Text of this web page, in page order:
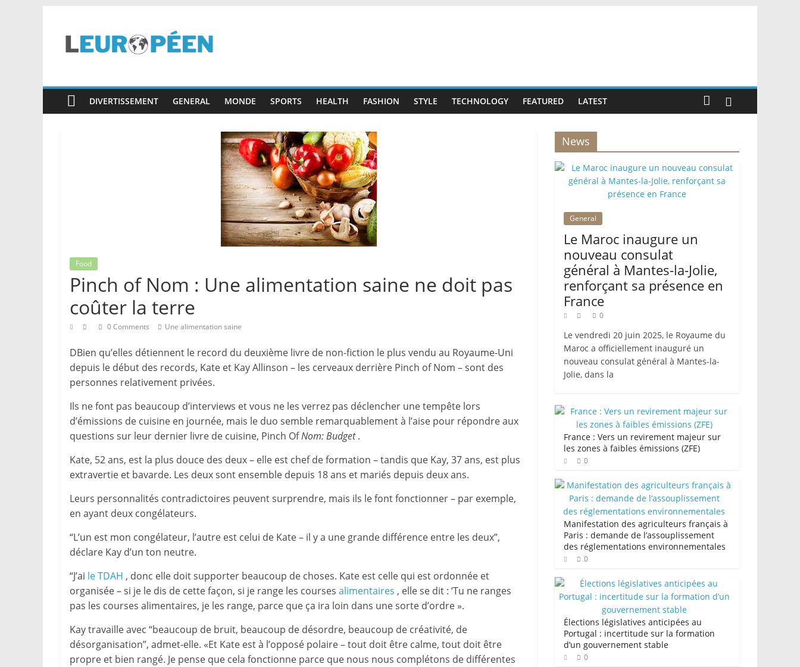
leuropéen.com
DIVERTISSEMENT GENERAL MONDE SPORTS HEALTH FASHION STYLE TECHNOLOGY FEATURED LATEST
Food
Pinch of Nom : Une alimentation saine ne doit pas
coûter la terre
0 Comments Une alimentation saine
DBien qu’elles détiennent le record du deuxième livre de non-fiction le plus vendu au Royaume-Uni
depuis le début des records, Kate et Kay Allinson – les cerveaux derrière Pinch of Nom – sont des
personnes relativement privées.
Ils ne font pas beaucoup d’interviews et vous ne les verrez pas déclencher une tempête lors
d’émissions de cuisine en journée, mais le duo semble remarquablement à l’aise pour répondre aux
questions sur leur dernier livre de cuisine, Pinch OfNom: Budget.
Kate, 52 ans, est la plus douce des deux – elle est chef de formation – tandis que Kay, 37 ans, est plus
extravertie et bavarde. Les deux sont ensemble depuis 18 ans et mariés depuis deux ans.
Leurs personnalités contradictoires peuvent surprendre, mais ils le font fonctionner – par exemple,
en ayant deux congélateurs.
“L’un est mon congélateur, l’autre est celui de Kate – il y a une grande différence entre les deux”,
déclare Kay d’un ton neutre.
“J’ai le TDAH , donc elle doit supporter beaucoup de choses. Kate est celle qui est ordonnée et
organisée – si je le dis de cette façon, si je range les courses alimentaires , elle se dit : ‘Tu ne ranges
pas les courses alimentaires, je les range, parce que ça ira loin dans une sorte d’ordre ».
Kay travaille avec “beaucoup de bruit, beaucoup de désordre, beaucoup de créativité, de
désorganisation”, admet-elle. «Et Kate est à l’opposé polaire – tout doit être calme, tout doit être
propre et bien rangé. Je pense que cela fonctionne parce que nous nous complétons de différentes
News
General
Le Maroc inaugure un
nouveau consulat
général à Mantes-la-Jolie,
renforçant sa présence en
France
0
Le vendredi 20 juin 2025, le Royaume du
Maroc a officiellement inauguré un
nouveau consulat général à Mantes-la-
Jolie, dans la
France : Vers un revirement majeur sur
les zones à faibles émissions (ZFE)
0
Manifestation des agriculteurs français à
Paris : demande de l’assouplissement
des réglementations environnementales
0
Élections législatives anticipées au
Portugal : incertitude sur la formation
d’un gouvernement stable
0